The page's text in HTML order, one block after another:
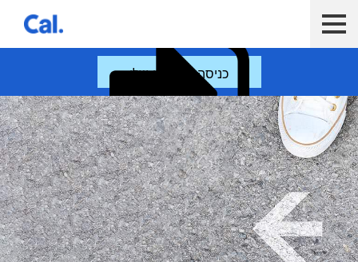
לקוח Diners Club כאל לעסקים
פעולות נפוצות
הלוואות ואשראי
סליקה עם כאל
כלים דיגיטליים
כניסה לחשבון שלי